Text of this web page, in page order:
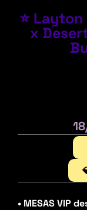
⭐
x
• MESAS VIP